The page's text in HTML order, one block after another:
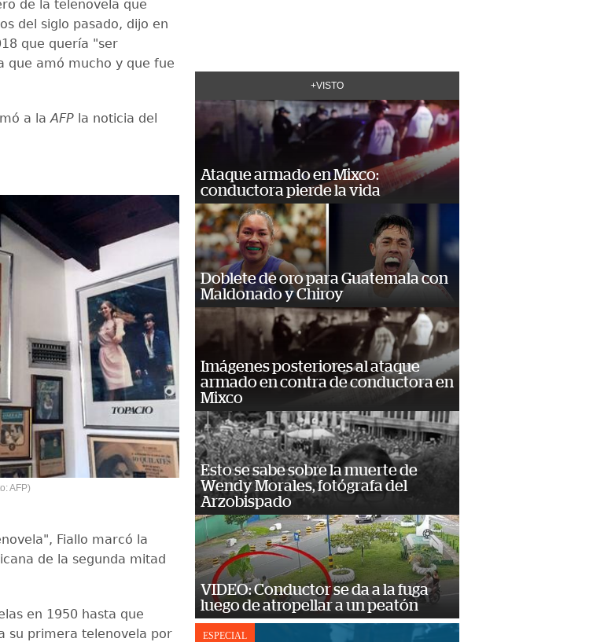
de la telenovela que
del siglo pasado, dijo en
que quería "ser
que amó mucho y que fue
a la AFP la noticia del
AFP)
Fiallo marcó la
de la segunda mitad
en 1950 hasta que
su primera telenovela por
+VISTO
Ataque armado en Mixco:
conductora pierde la vida
Doblete de oro para Guatemala con
Maldonado y Chiroy
Imágenes posteriores al ataque
armado en contra de conductora en
Mixco
Esto se sabe sobre la muerte de
Wendy Morales, fotógrafa del
Arzobispado
VIDEO: Conductor se da a la fuga
luego de atropellar a un peatón
ESPECIAL